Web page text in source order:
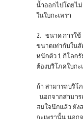
น้ำออกไปโดยไ
ในใบกะเพรา
2. ขนาด การใ
ขนาดเท่ากับใน
หนักตัว 1 กิโลก
ต้องบริโภคใบก
ถ้า สามารถบริโ
นอกจากสามา
สมใจนึกแล้ว ยัง
กะเพรานั้น นอ